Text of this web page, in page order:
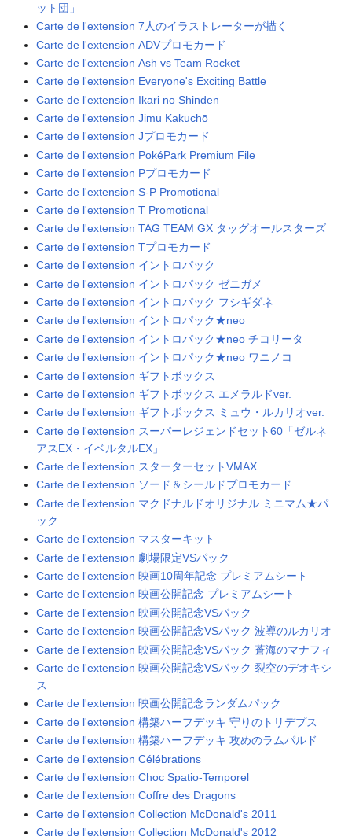
ット団」
Carte de l'extension 7人のイラストレーターが描く
Carte de l'extension ADVプロモカード
Carte de l'extension Ash vs Team Rocket
Carte de l'extension Everyone's Exciting Battle
Carte de l'extension Ikari no Shinden
Carte de l'extension Jimu Kakuchō
Carte de l'extension Jプロモカード
Carte de l'extension PokéPark Premium File
Carte de l'extension Pプロモカード
Carte de l'extension S-P Promotional
Carte de l'extension T Promotional
Carte de l'extension TAG TEAM GX タッグオールスターズ
Carte de l'extension Tプロモカード
Carte de l'extension イントロパック
Carte de l'extension イントロパック ゼニガメ
Carte de l'extension イントロパック フシギダネ
Carte de l'extension イントロパック★neo
Carte de l'extension イントロパック★neo チコリータ
Carte de l'extension イントロパック★neo ワニノコ
Carte de l'extension ギフトボックス
Carte de l'extension ギフトボックス エメラルドver.
Carte de l'extension ギフトボックス ミュウ・ルカリオver.
Carte de l'extension スーパーレジェンドセット60「ゼルネ
アスEX・イベルタルEX」
Carte de l'extension スターターセットVMAX
Carte de l'extension ソード＆シールドプロモカード
Carte de l'extension マクドナルドオリジナル ミニマム★パ
ック
Carte de l'extension マスターキット
Carte de l'extension 劇場限定VSパック
Carte de l'extension 映画10周年記念 プレミアムシート
Carte de l'extension 映画公開記念 プレミアムシート
Carte de l'extension 映画公開記念VSパック
Carte de l'extension 映画公開記念VSパック 波導のルカリオ
Carte de l'extension 映画公開記念VSパック 蒼海のマナフィ
Carte de l'extension 映画公開記念VSパック 裂空のデオキシ
ス
Carte de l'extension 映画公開記念ランダムパック
Carte de l'extension 構築ハーフデッキ 守りのトリデプス
Carte de l'extension 構築ハーフデッキ 攻めのラムパルド
Carte de l'extension Célébrations
Carte de l'extension Choc Spatio-Temporel
Carte de l'extension Coffre des Dragons
Carte de l'extension Collection McDonald's 2011
Carte de l'extension Collection McDonald's 2012